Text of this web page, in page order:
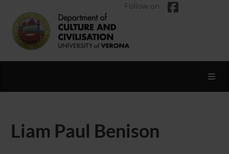
Follow on
Liam Paul Benison